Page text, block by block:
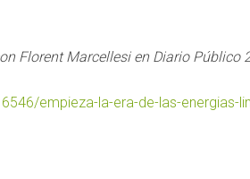
Florent Marcellesi en Diario Público
empieza-la-era-de-las-energias-